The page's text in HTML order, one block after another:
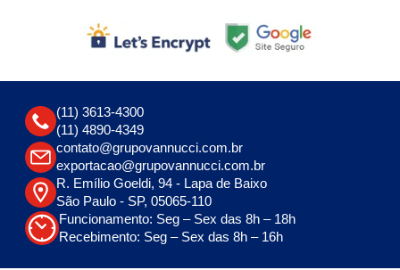
(11) 3613-4300
(11) 4890-4349
contato@grupovannucci.com.br
exportacao@grupovannucci.com.br
R. Emílio Goeldi, 94 - Lapa de Baixo
São Paulo - SP, 05065-110
Funcionamento: Seg – Sex das 8h – 18h
Recebimento: Seg – Sex das 8h – 16h